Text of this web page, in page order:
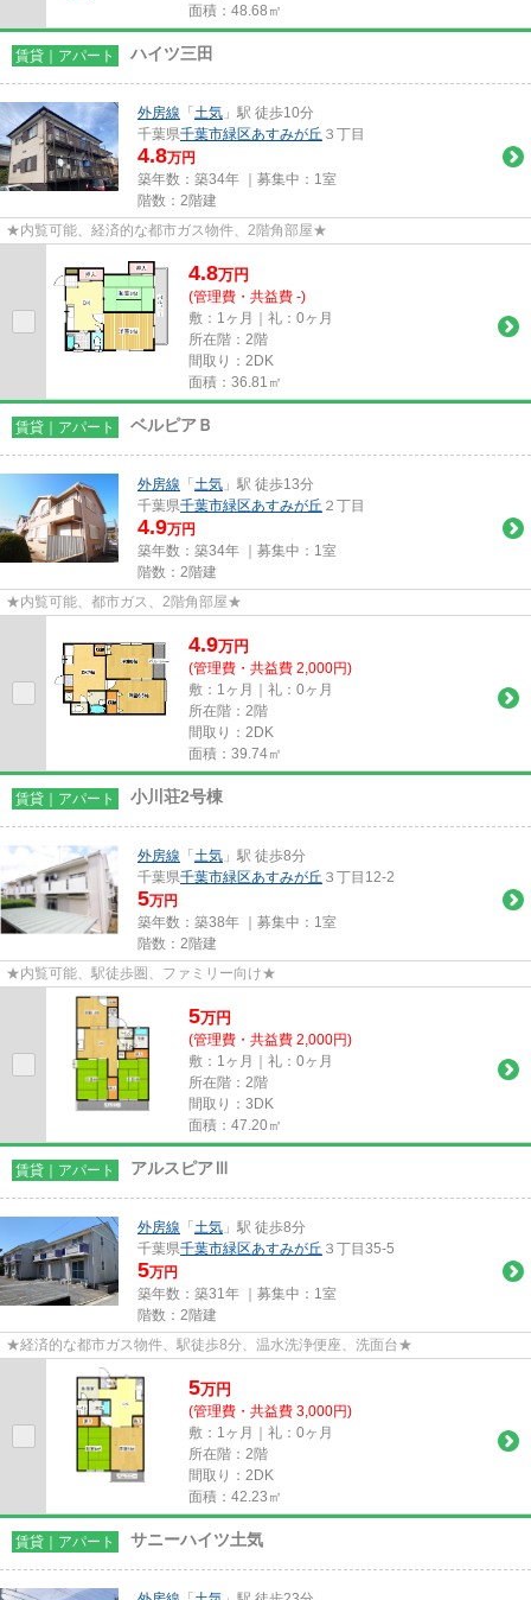
面積：48.68㎡
賃貸｜アパート ハイツ三田
外房線 「 土気 」駅 徒歩10分
千葉県千葉市緑区あすみが丘 ３丁目
4.8万円
築年数：築34年 ｜募集中： 1室
階数：2階建
★内覧可能、経済的な都市ガス物件、2階角部屋★
4.8万円
(管理費・共益費 -)
敷：1ヶ月｜礼：0ヶ月
所在階：2階
間取り：2DK
面積：36.81㎡
賃貸｜アパート ベルピアＢ
外房線 「 土気 」駅 徒歩13分
千葉県千葉市緑区あすみが丘 ２丁目
4.9万円
築年数：築34年 ｜募集中： 1室
階数：2階建
★内覧可能、都市ガス、2階角部屋★
4.9万円
(管理費・共益費 2,000円)
敷：1ヶ月｜礼：0ヶ月
所在階：2階
間取り：2DK
面積：39.74㎡
賃貸｜アパート 小川荘2号棟
外房線 「 土気 」駅 徒歩8分
千葉県千葉市緑区あすみが丘 ３丁目12-2
5万円
築年数：築38年 ｜募集中： 1室
階数：2階建
★内覧可能、駅徒歩圏、ファミリー向け★
5万円
(管理費・共益費 2,000円)
敷：1ヶ月｜礼：0ヶ月
所在階：2階
間取り：3DK
面積：47.20㎡
賃貸｜アパート アルスピアⅢ
外房線 「 土気 」駅 徒歩8分
千葉県千葉市緑区あすみが丘 ３丁目35-5
5万円
築年数：築31年 ｜募集中： 1室
階数：2階建
★経済的な都市ガス物件、駅徒歩8分、温水洗浄便座、洗面台★
5万円
(管理費・共益費 3,000円)
敷：1ヶ月｜礼：0ヶ月
所在階：2階
間取り：2DK
面積：42.23㎡
賃貸｜アパート サニーハイツ土気